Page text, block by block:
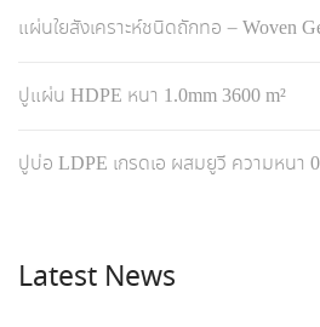
แผ่นใยสังเคราะห์ชนิดถักทอ – Woven
ปูแผ่น HDPE หนา 1.0mm 3600 m²
ปูบ่อ LDPE เกรดเอ ผสมยูวี ความหนา
Latest News